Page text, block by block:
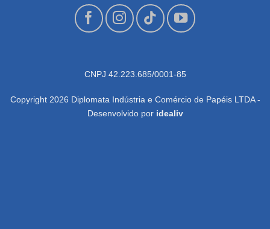
CNPJ 42.223.685/0001-85
Copyright 2026 Diplomata Indústria e Comércio de Papéis LTDA -
Desenvolvido por idealiv